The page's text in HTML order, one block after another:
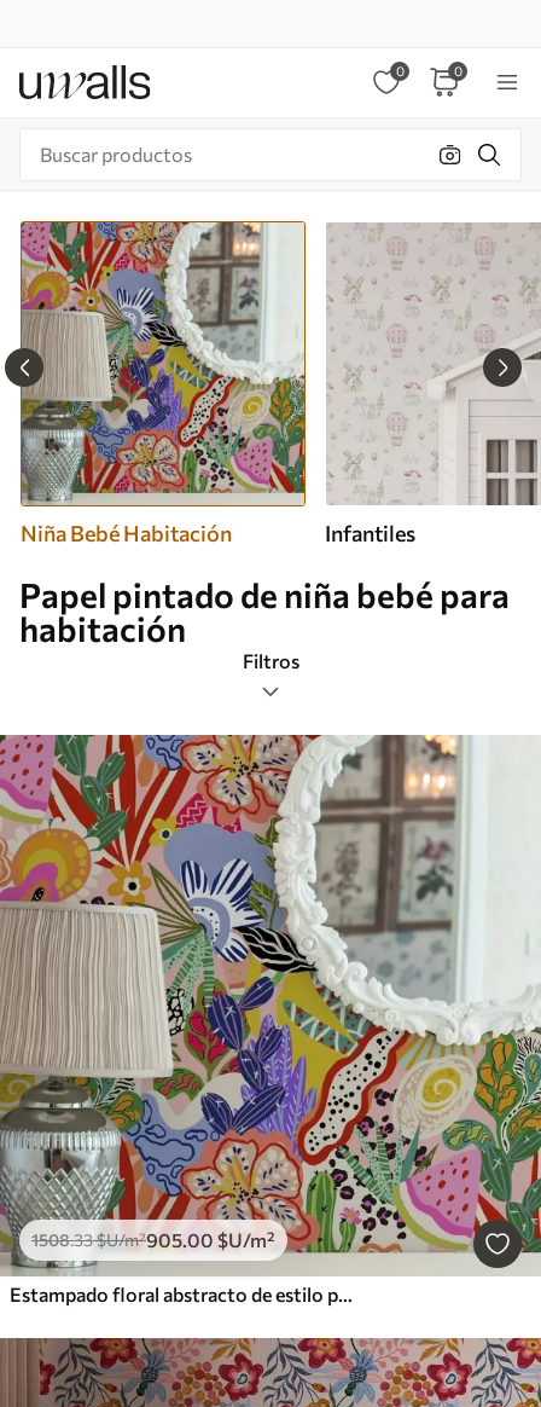
0 0
Niña Bebé Habitación Infantiles
Papel pintado de niña bebé para
habitación
Filtros
Etiquetas
Más popular
Borrar todos los filtros
1508.33$U/m²905.00 $U/m²
Estampado floral abstracto de estilo pop art